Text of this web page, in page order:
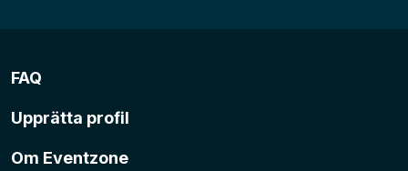
FAQ
Upprätta profil
Om Eventzone